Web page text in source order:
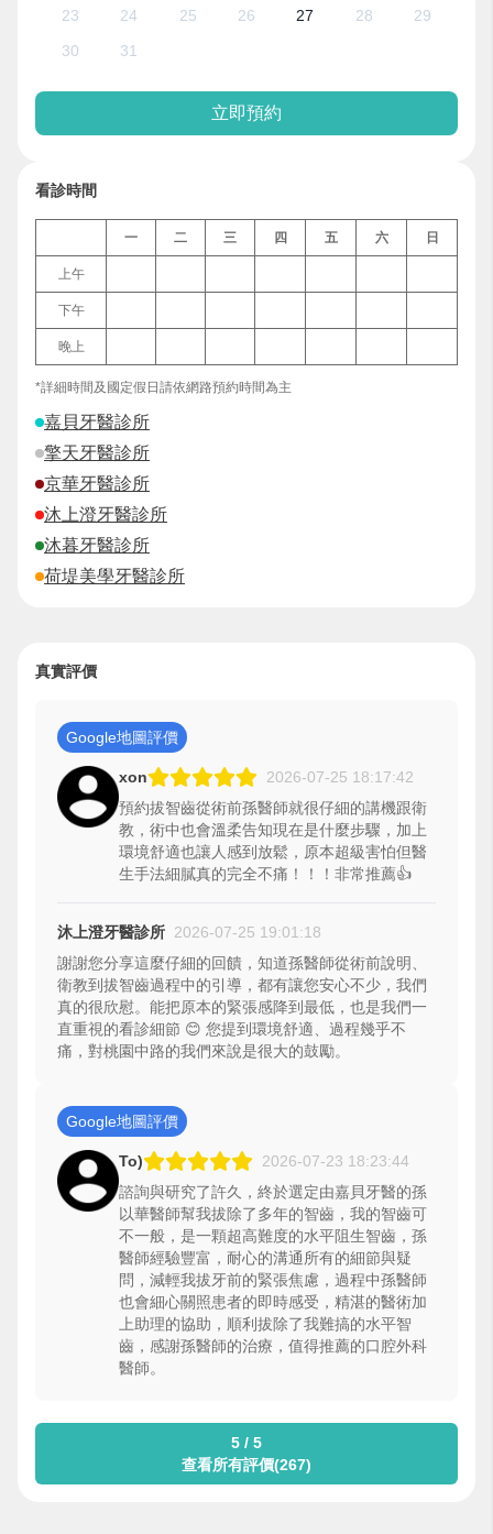
看診時間
一 二 三 四 五 六 日
上午
下午
晚上
*詳細時間及國定假日請依網路預約時間為主
嘉貝牙醫診所
擎天牙醫診所
京華牙醫診所
沐上澄牙醫診所
沐暮牙醫診所
荷堤美學牙醫診所
23
24 25 26 27 28
29
30
31
立即預約
真實評價
Google地圖評價
xon
2026-07-25 18:17:42
預約拔智齒從術前孫醫師就很仔細的講機跟衛
教，術中也會溫柔告知現在是什麼步驟，加上
環境舒適也讓人感到放鬆，原本超級害怕但醫
生手法細膩真的完全不痛！！！非常推薦👍
沐上澄牙醫診所 2026-07-25 19:01:18
謝謝您分享這麼仔細的回饋，知道孫醫師從術前說明、
衛教到拔智齒過程中的引導，都有讓您安心不少，我們
真的很欣慰。能把原本的緊張感降到最低，也是我們一
直重視的看診細節 😊 您提到環境舒適、過程幾乎不
痛，對桃園中路的我們來說是很大的鼓勵。
Google地圖評價
To)
2026-07-23 18:23:44
諮詢與研究了許久，終於選定由嘉貝牙醫的孫
以華醫師幫我拔除了多年的智齒，我的智齒可
不一般，是一顆超高難度的水平阻生智齒，孫
醫師經驗豐富，耐心的溝通所有的細節與疑
問，減輕我拔牙前的緊張焦慮，過程中孫醫師
也會細心關照患者的即時感受，精湛的醫術加
上助理的協助，順利拔除了我難搞的水平智
齒，感謝孫醫師的治療，值得推薦的口腔外科
醫師。
5 / 5
查看所有評價(267)